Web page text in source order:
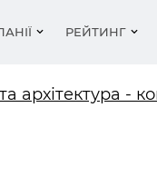
РЕЙТИНГ
архітектура -